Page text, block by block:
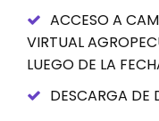
ACCESO A
VIRTUAL
LUEGO DE LA
DESCARGA DE